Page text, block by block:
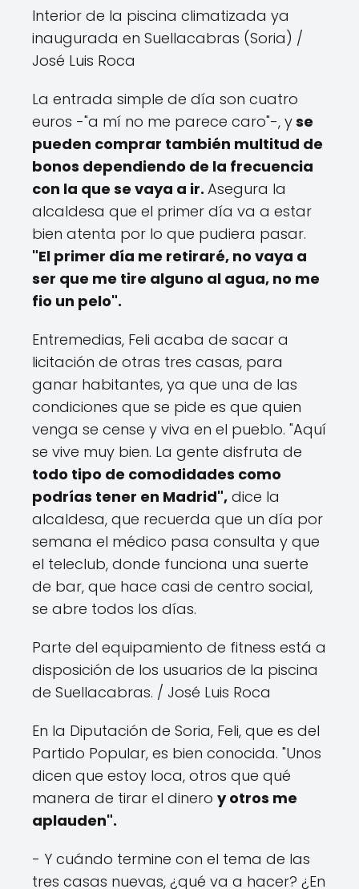
Interior de la piscina climatizada ya
inaugurada en Suellacabras (Soria) /
José Luis Roca
La entrada simple de día son cuatro
euros -"a mí no me parece caro"-, yse
pueden comprar también multitud de
bonos dependiendo de la frecuencia
con la que se vaya a ir. Asegura la
alcaldesa que el primer día va a estar
bien atenta por lo que pudiera pasar.
"El primer día me retiraré, no vaya a
ser que me tire alguno al agua, no me
fio un pelo".
Entremedias, Feli acaba de sacar a
licitación de otras tres casas, para
ganar habitantes, ya que una de las
condiciones que se pide es que quien
venga se cense y viva en el pueblo. "Aquí
se vive muy bien. La gente disfruta de
todo tipo de comodidades como
podrías tener en Madrid", dice la
alcaldesa, que recuerda que un día por
semana el médico pasa consulta y que
el teleclub, donde funciona una suerte
de bar, que hace casi de centro social,
se abre todos los días.
Parte del equipamiento de fitness está a
disposición de los usuarios de la piscina
de Suellacabras. / José Luis Roca
En la Diputación de Soria, Feli, que es del
Partido Popular, es bien conocida. "Unos
dicen que estoy loca, otros que qué
manera de tirar el dinero y otros me
aplauden".
- Y cuándo termine con el tema de las
tres casas nuevas, ¿qué va a hacer? ¿En